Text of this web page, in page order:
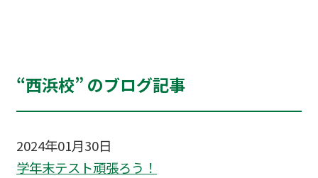
“西浜校” のブログ記事
2024年01月30日
学年末テスト頑張ろう！